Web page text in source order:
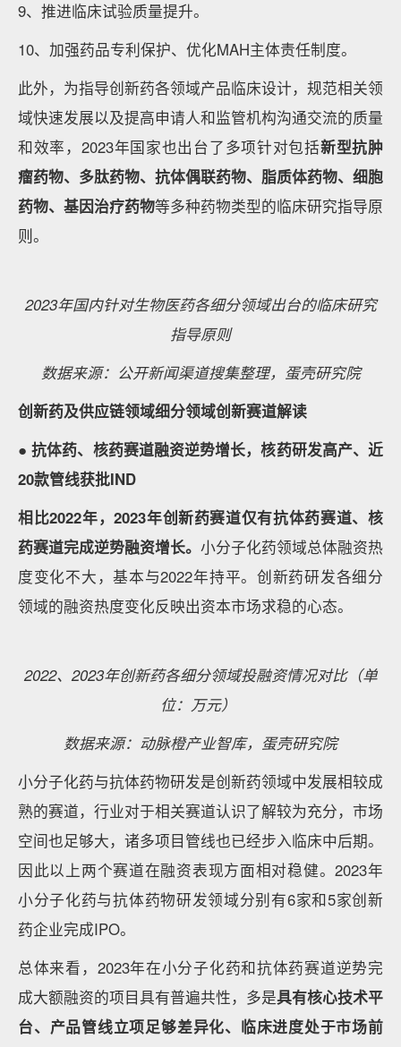
2023年国家生物医药领域重要政策梳理
数据来源：公开新闻渠道搜集整理，蛋壳研究院
1、国家连发多个政策文件，推动中医药振兴发展。
2、集采和医保等控费政策影响逐渐变得温和，对创新
视。
5、规范药品网络销售和网络交易。
6、产业结构调整指导目录改版，鼓励方向更加聚焦。
7、医疗反腐。
9、推进临床试验质量提升。
10、加强药品专利保护、优化MAH主体责任制度。
此外，为指导创新药各领域产品临床设计，规范相关领
域快速发展以及提高申请人和监管机构沟通交流的质量
和效率，2023年国家也出台了多项针对包括新型抗肿
瘤药物、多肽药物、抗体偶联药物、脂质体药物、细胞
药物、基因治疗药物等多种药物类型的临床研究指导原
则。